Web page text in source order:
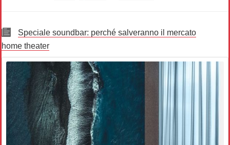
Speciale soundbar: perché salveranno il mercato
home theater